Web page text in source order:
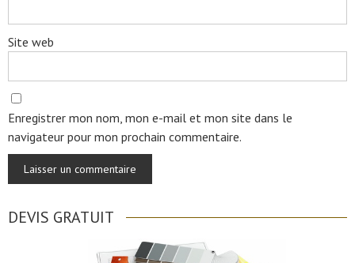
Site web
Enregistrer mon nom, mon e-mail et mon site dans le
navigateur pour mon prochain commentaire.
DEVIS GRATUIT